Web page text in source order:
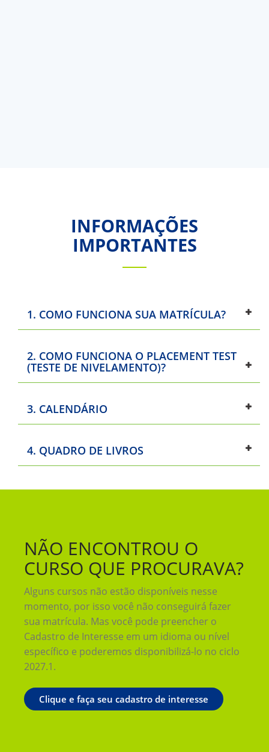
INFORMAÇÕES
IMPORTANTES
1. COMO FUNCIONA SUA MATRÍCULA?
2. COMO FUNCIONA O PLACEMENT TEST
(TESTE DE NIVELAMENTO)?
3. CALENDÁRIO
4. QUADRO DE LIVROS
NÃO ENCONTROU O
CURSO QUE PROCURAVA?
Alguns cursos não estão disponíveis nesse
momento, por isso você não conseguirá fazer
sua matrícula. Mas você pode preencher o
Cadastro de Interesse em um idioma ou nível
específico e poderemos disponibilizá-lo no ciclo
2027.1.
Clique e faça seu cadastro de interesse